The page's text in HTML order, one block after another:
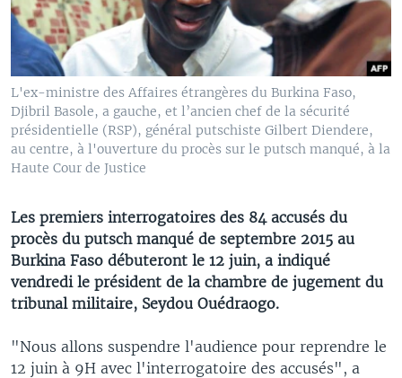
L'ex-ministre des Affaires étrangères du Burkina Faso,
Djibril Basole, a gauche, et l’ancien chef de la sécurité
présidentielle (RSP), général putschiste Gilbert Diendere,
au centre, à l'ouverture du procès sur le putsch manqué, à la
Haute Cour de Justice
Les premiers interrogatoires des 84 accusés du
procès du putsch manqué de septembre 2015 au
Burkina Faso débuteront le 12 juin, a indiqué
vendredi le président de la chambre de jugement du
tribunal militaire, Seydou Ouédraogo.
"Nous allons suspendre l'audience pour reprendre le
12 juin à 9H avec l'interrogatoire des accusés", a